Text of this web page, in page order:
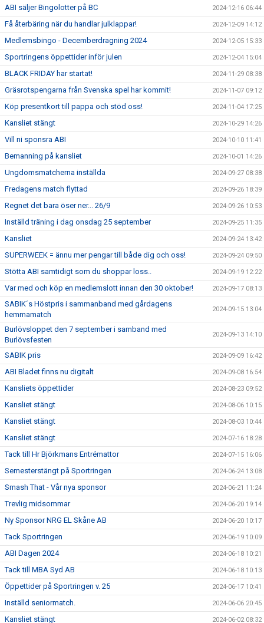
ABI säljer Bingolotter på BC 2024-12-16 06:44
Få återbäring när du handlar julklappar! 2024-12-09 14:12
Medlemsbingo - Decemberdragning 2024 2024-12-05 15:33
Sportringens öppettider inför julen 2024-12-04 15:04
BLACK FRIDAY har startat! 2024-11-29 08:38
Gräsrotspengarna från Svenska spel har kommit! 2024-11-07 09:12
Köp presentkort till pappa och stöd oss! 2024-11-04 17:25
Kansliet stängt 2024-10-29 14:26
Vill ni sponsra ABI 2024-10-10 11:41
Bemanning på kansliet 2024-10-01 14:26
Ungdomsmatcherna inställda 2024-09-27 08:38
Fredagens match flyttad 2024-09-26 18:39
Regnet det bara öser ner... 26/9 2024-09-26 10:53
Inställd träning i dag onsdag 25 september 2024-09-25 11:35
Kansliet 2024-09-24 13:42
SUPERWEEK = ännu mer pengar till både dig och oss! 2024-09-24 09:50
Stötta ABI samtidigt som du shoppar loss.. 2024-09-19 12:22
Var med och köp en medlemslott innan den 30 oktober! 2024-09-17 08:13
SABIK´s Höstpris i sammanband med gårdagens
hemmamatch
2024-09-15 13:04
Burlövsloppet den 7 september i samband med
Burlövsfesten
2024-09-13 14:10
SABIK pris 2024-09-09 16:42
ABI Bladet finns nu digitalt 2024-09-08 16:54
Kansliets öppettider 2024-08-23 09:52
Kansliet stängt 2024-08-06 10:15
Kansliet stängt 2024-08-03 10:44
Kansliet stängt 2024-07-16 18:28
Tack till Hr Björkmans Entrémattor 2024-07-15 16:06
Semesterstängt på Sportringen 2024-06-24 13:08
Smash That - Vår nya sponsor 2024-06-21 11:24
Trevlig midsommar 2024-06-20 19:14
Ny Sponsor NRG EL Skåne AB 2024-06-20 10:17
Tack Sportringen 2024-06-19 10:09
ABI Dagen 2024 2024-06-18 10:21
Tack till MBA Syd AB 2024-06-18 10:13
Öppettider på Sportringen v. 25 2024-06-17 10:41
Inställd seniormatch. 2024-06-06 20:45
Kansliet stängt 2024-06-02 08:32